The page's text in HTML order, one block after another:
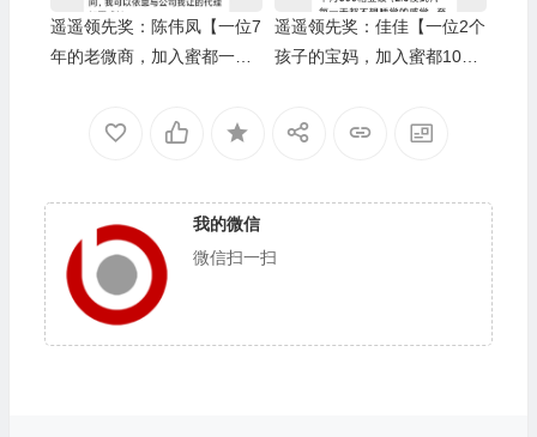
遥遥领先奖：陈伟凤【一位7
年的老微商，加入蜜都一个
遥遥领先奖：佳佳【一位2个
孩子的宝妈，加入蜜都10个
我的微信
微信扫一扫